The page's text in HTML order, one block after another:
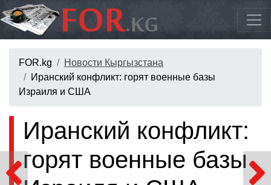
FOR.kg
Новости Кыргызстана
Иранский конфликт: горят военные базы
Израиля и США
Иранский конфликт:
горят военные базы